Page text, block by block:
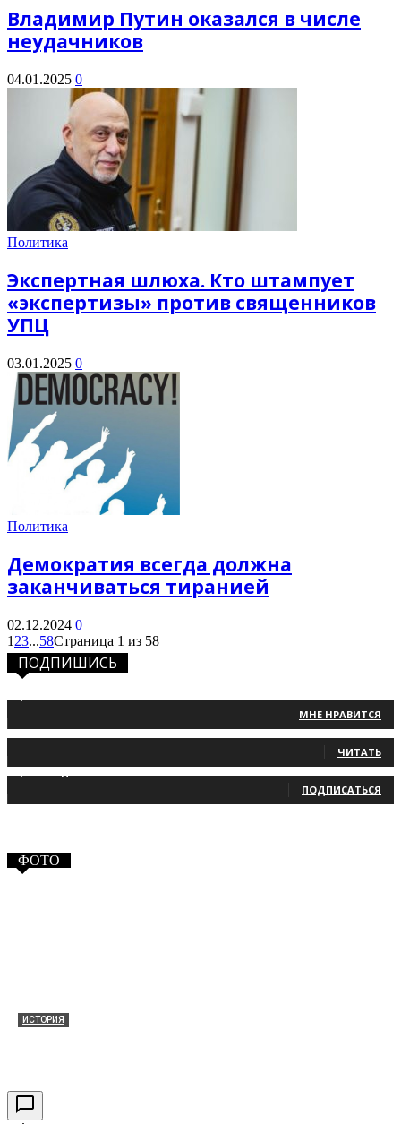
Владимир Путин оказался в числе
неудачников
04.01.2025 0
Политика
Экспертная шлюха. Кто штампует
«экспертизы» против священников
УПЦ
03.01.2025 0
Политика
Демократия всегда должна
заканчиваться тиранией
02.12.2024 0
1 23...58Страница 1 из 58
ПОДПИШИСЬ
МНЕ НРАВИТСЯ
131 Читатели
ЧИТАТЬ
2,660 Подписчики
ПОДПИСАТЬСЯ
ФОТО
ИСТОРИЯ